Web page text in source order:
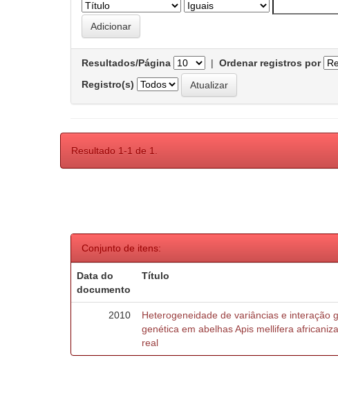
Resultados/Página | Ordenar registros por
Registro(s)
Resultado 1-1 de 1.
Conjunto de itens:
Data do
documento
Título
2010
Heterogeneidade de variâncias e interação
genética em abelhas Apis mellifera
real